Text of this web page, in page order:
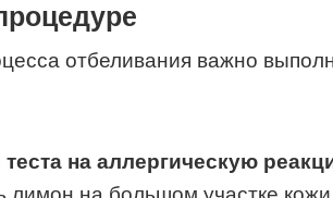
отбеливания важно
на аллергическую